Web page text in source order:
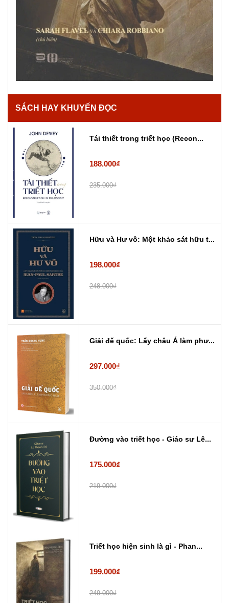
SÁCH HAY KHUYẾN ĐỌC
Tái thiết trong triết học (Recon...
188.000₫
235.000₫
Hữu và Hư vô: Một khảo sát hữu t...
198.000₫
248.000₫
Giải đế quốc: Lấy châu Á làm phư...
297.000₫
350.000₫
Đường vào triết học - Giáo sư Lê...
175.000₫
219.000₫
Triết học hiện sinh là gì - Phan...
199.000₫
249.000₫